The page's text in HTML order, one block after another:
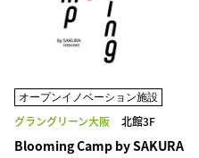
オープンイノベーション施設
グラングリーン大阪 北館3F
Blooming Camp by SAKURA